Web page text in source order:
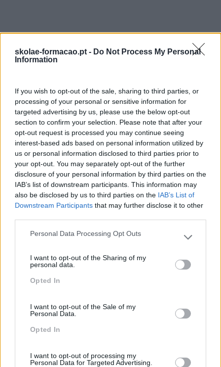
skolae-formacao.pt - Do Not Process My Personal
Information
If you wish to opt-out of the sale, sharing to third parties, or
processing of your personal or sensitive information for
targeted advertising by us, please use the below opt-out
section to confirm your selection. Please note that after your
opt-out request is processed you may continue seeing
interest-based ads based on personal information utilized by
us or personal information disclosed to third parties prior to
your opt-out. You may separately opt-out of the further
disclosure of your personal information by third parties on the
IAB’s list of downstream participants. This information may
also be disclosed by us to third parties on the IAB’s List of
Downstream Participants that may further disclose it to other
Please note that this website/app uses one or more Google
not limited to your visit or usage behaviour. You may click to
grant or deny consent to Google and its third-party tags to
use your data for below specified purposes in below Google
Personal Data Processing Opt Outs
I want to opt-out of the Sharing of my
personal data.
Opted In
I want to opt-out of the Sale of my
Personal Data.
Opted In
I want to opt-out of processing my
Personal Data for Targeted Advertising.
Também Poderá Gostar
As Relações De Trabalho
Falham, Por Falta De Um
Idioma Partilhado Por
Todos
Competências De Inglês:
Num Mundo Globalizado,
Falar Inglês É Essencial
Para O Negócio
Pesquisa